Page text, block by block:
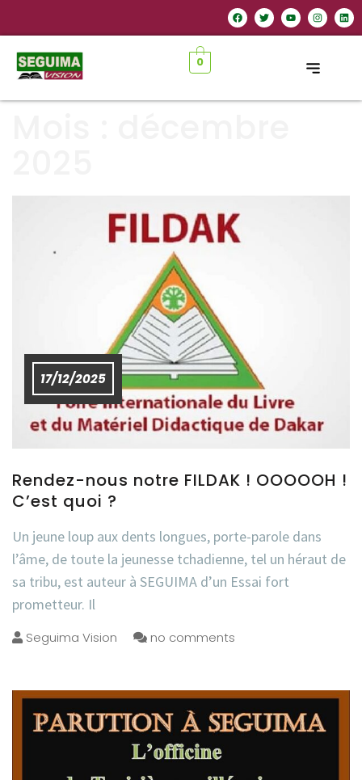
0
17/12/2025
Rendez-nous notre FILDAK ! OOOOOH !
C’est quoi ?
Un jeune loup aux dents longues, porte-parole dans
l’âme, de toute la jeunesse tchadienne, tel un héraut de
sa tribu, est auteur à SEGUIMA d’un Essai fort
prometteur. Il
Seguima Vision no comments